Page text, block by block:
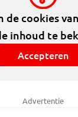
de cookies van
inhoud te
Accepteren
Advertentie